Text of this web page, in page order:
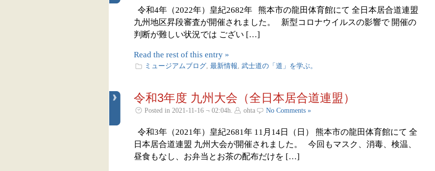
令和4年（2022年）皇紀2682年 熊本市の龍田体育館にて 全日本居合道連盟
九州地区昇段審査が開催されました。 新型コロナウイルスの影響で 開催の
判断が難しい状況では ござい […]
Read the rest of this entry »
ミュージアムブログ 最新情報 武士道の「道」を学ぶ。
令和3年度 九州大会（全日本居合道連盟）
Posted in 2021-11-16 ¬ 02:04h. ohta No Comments »
令和3年（2021年）皇紀2681年 11月14日（日） 熊本市の龍田体育館にて 全
日本居合道連盟 九州大会が開催されました。 今回もマスク、消毒、検温、
昼食もなし、お弁当とお茶の配布だけを […]